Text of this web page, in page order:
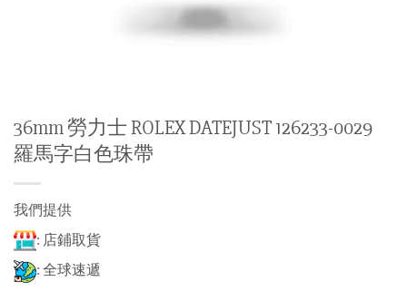
36mm 勞力士 ROLEX DATEJUST 126233-0029
羅馬字白色珠帶
我們提供
: 店鋪取貨
: 全球速遞